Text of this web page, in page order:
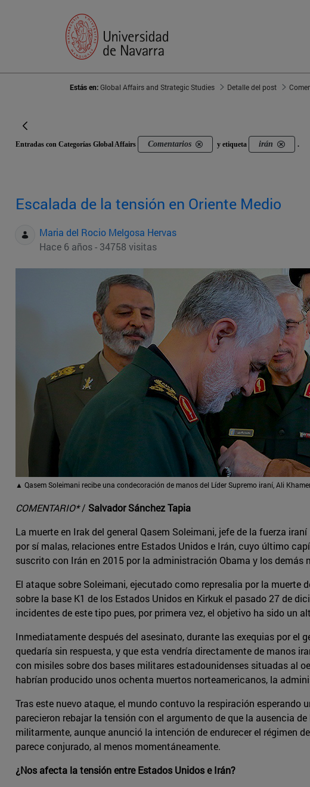
Estás en:Global Affairs and Strategic Studies Detalle del post
Entradas con Categorías Global Affairs Comentarios y etiqueta irán .
Escalada de la tensión en Oriente Medio
Maria del Rocio Melgosa Hervas
Hace 6 años - 34758 visitas
▲ Qasem Soleimani recibe una condecoración de manos del Líder Supremo iraní, Ali
COMENTARIO*/ Salvador Sánchez Tapia
La muerte en Irak del general Qasem Soleimani, jefe de la fuerza iraní
por sí malas, relaciones entre Estados Unidos e Irán, cuyo último
suscrito con Irán en 2015 por la administración Obama y los demás
El ataque sobre Soleimani, ejecutado como represalia por la
sobre la base K1 de los Estados Unidos en Kirkuk el pasado 27 de
incidentes de este tipo pues, por primera vez, el objetivo ha sido un
Inmediatamente después del asesinato, durante las exequias por
quedaría sin respuesta, y que esta vendría directamente de manos
con misiles sobre dos bases militares estadounidenses situadas al
habrían producido unos ochenta muertos norteamericanos, la
Tras este nuevo ataque, el mundo contuvo la respiración esperando
parecieron rebajar la tensión con el argumento de que la ausencia
militarmente, aunque anunció la intención de endurecer el régimen
parece conjurado, al menos momentáneamente.
¿Nos afecta la tensión entre Estados Unidos e Irán?